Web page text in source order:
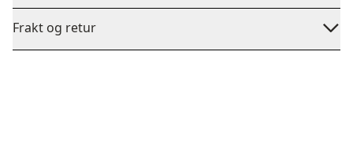
Frakt og retur